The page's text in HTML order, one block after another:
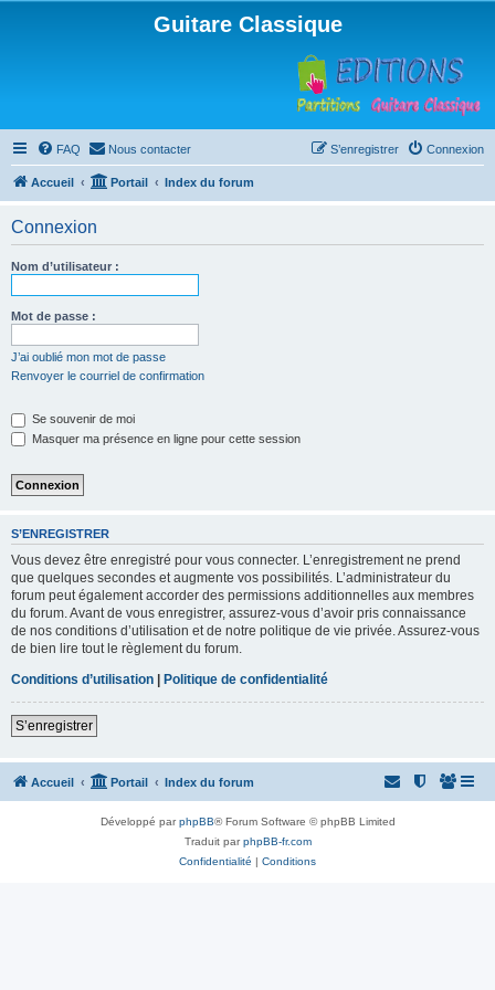
Guitare Classique
FAQ Nous contacter Connexion
S’enregistrer
Accueil Portail Index du forum
Connexion
Nom d’utilisateur :
Mot de passe :
J’ai oublié mon mot de passe
Renvoyer le courriel de confirmation
Se souvenir de moi
Masquer ma présence en ligne pour cette session
S’ENREGISTRER
Vous devez être enregistré pour vous connecter. L’enregistrement ne prend
que quelques secondes et augmente vos possibilités. L’administrateur du
forum peut également accorder des permissions additionnelles aux membres
du forum. Avant de vous enregistrer, assurez-vous d’avoir pris connaissance
de nos conditions d’utilisation et de notre politique de vie privée. Assurez-vous
de bien lire tout le règlement du forum.
Conditions d’utilisation | Politique de confidentialité
S’enregistrer
Accueil Portail Index du forum
Développé parphpBB® Forum Software © phpBB Limited
Traduit parphpBB-fr.com
Confidentialité | Conditions